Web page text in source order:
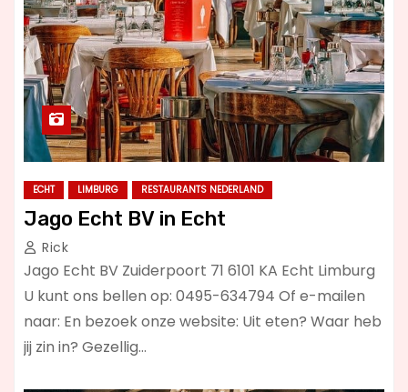
ECHT LIMBURG RESTAURANTS NEDERLAND
Jago Echt BV in Echt
Rick
Jago Echt BV Zuiderpoort 71 6101 KA Echt Limburg
U kunt ons bellen op: 0495-634794 Of e-mailen
naar: En bezoek onze website: Uit eten? Waar heb
jij zin in? Gezellig…